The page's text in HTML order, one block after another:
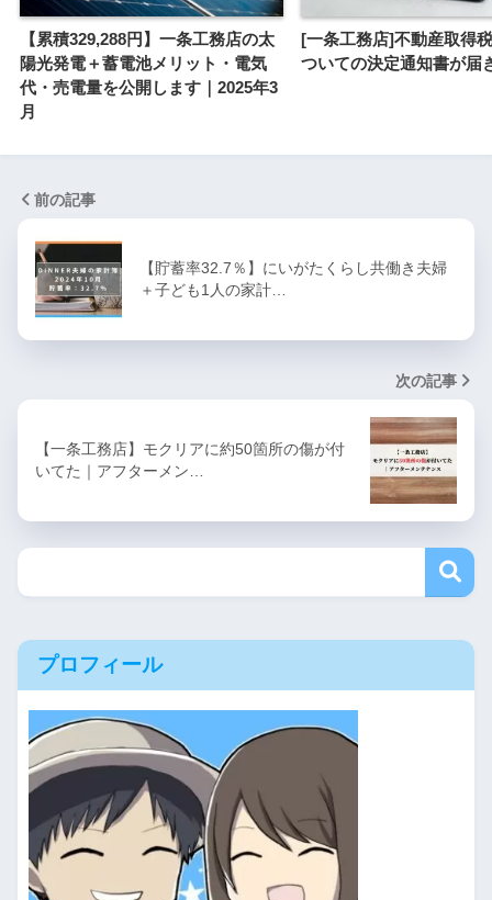
【累積329,288円】一条工務店の太
陽光発電＋蓄電池メリット・電気
代・売電量を公開します｜2025年3
月
[一条工務店]不動産取得
ついての決定通知書が届
前の記事
【貯蓄率32.7％】にいがたくらし共働き夫婦
＋子ども1人の家計…
次の記事
【一条工務店】モクリアに約50箇所の傷が付
いてた｜アフターメン…
プロフィール